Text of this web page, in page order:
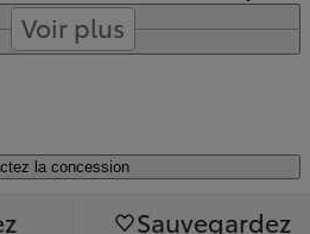
Voir plus
la concession
Sauvegardez